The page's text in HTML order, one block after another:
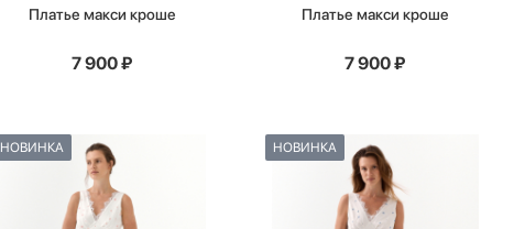
Платье макси кроше
7 900₽
Платье макси кроше
7 900₽
НОВИНКА НОВИНКА